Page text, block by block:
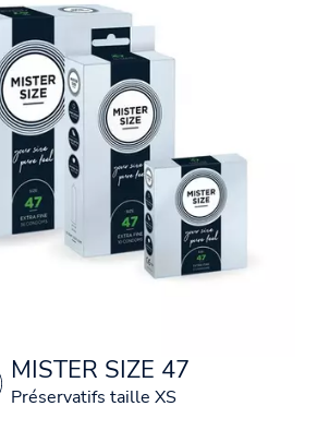
MISTER SIZE 47
Préservatifs taille XS